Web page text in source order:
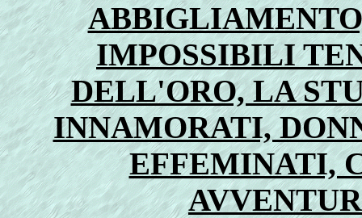
IMPOSSIBILI
DELL'ORO, LA
INNAMORATI,
EFFEMINATI,